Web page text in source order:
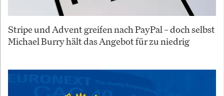
Stripe und Advent greifen nach PayPal – doch selbst
Michael Burry hält das Angebot für zu niedrig